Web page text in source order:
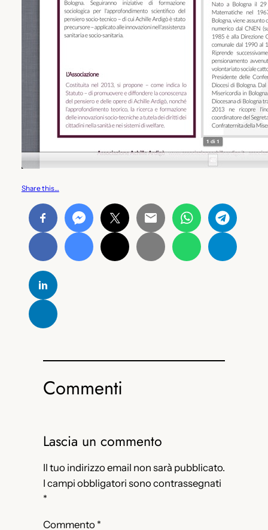
Share this…
Commenti
Lascia un commento
Il tuo indirizzo email non sarà pubblicato.
I campi obbligatori sono contrassegnati
*
Commento *